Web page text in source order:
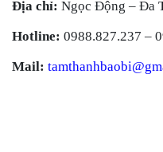
Địa chỉ: Ngọc Động – Đa
Hotline: 0988.827.237 –
Mail: